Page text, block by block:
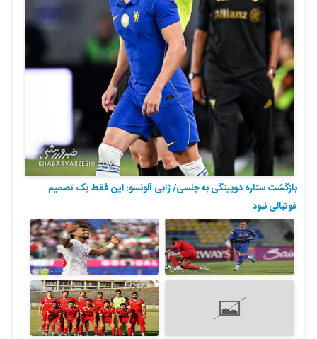
بازگشت ستاره دوپینگی به چلسی/ ژابی آلونسو: این فقط یک تصمیم
فوتبالی نبود